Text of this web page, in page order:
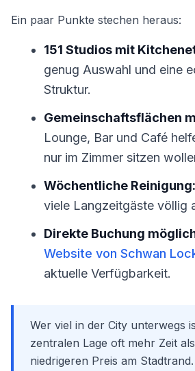
Ein paar Punkte stechen heraus:
151 Studios mit
genug Auswahl und eine
Struktur.
Gemeinschaftsflächen
Lounge, Bar und Café
nur im Zimmer sitzen
Wöchentliche Reinigung:
viele Langzeitgäste völlig
Direkte Buchung
Website von Schwan
aktuelle Verfügbarkeit.
Wer viel in der City unterwegs
zentralen Lage oft mehr Zeit
niedrigeren Preis am Stadtrand.